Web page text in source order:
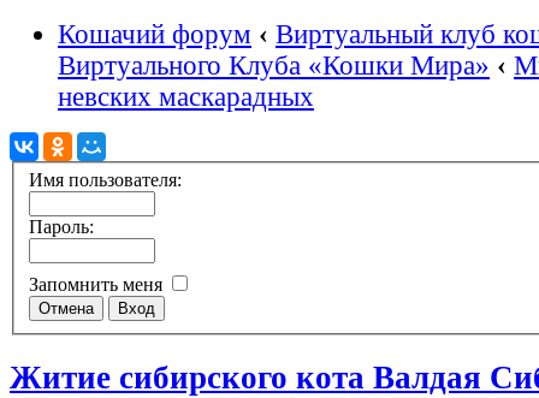
Кошачий форум ‹ Виртуальный клуб
Виртуального Клуба «Кошки Мира» ‹
невских маскарадных
Имя пользователя:
Пароль:
Запомнить меня
Житие сибирского кота Валдая